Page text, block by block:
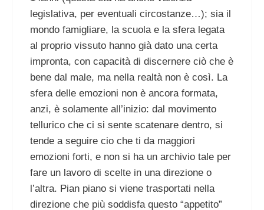
legislativa, per eventuali circostanze…); sia il
mondo famigliare, la scuola e la sfera legata
al proprio vissuto hanno già dato una certa
impronta, con capacità di discernere ciò che è
bene dal male, ma nella realtà non è così. La
sfera delle emozioni non è ancora formata,
anzi, è solamente all’inizio: dal movimento
tellurico che ci si sente scatenare dentro, si
tende a seguire cio che ti da maggiori
emozioni forti, e non si ha un archivio tale per
fare un lavoro di scelte in una direzione o
l’altra. Pian piano si viene trasportati nella
direzione che più soddisfa questo “appetito”